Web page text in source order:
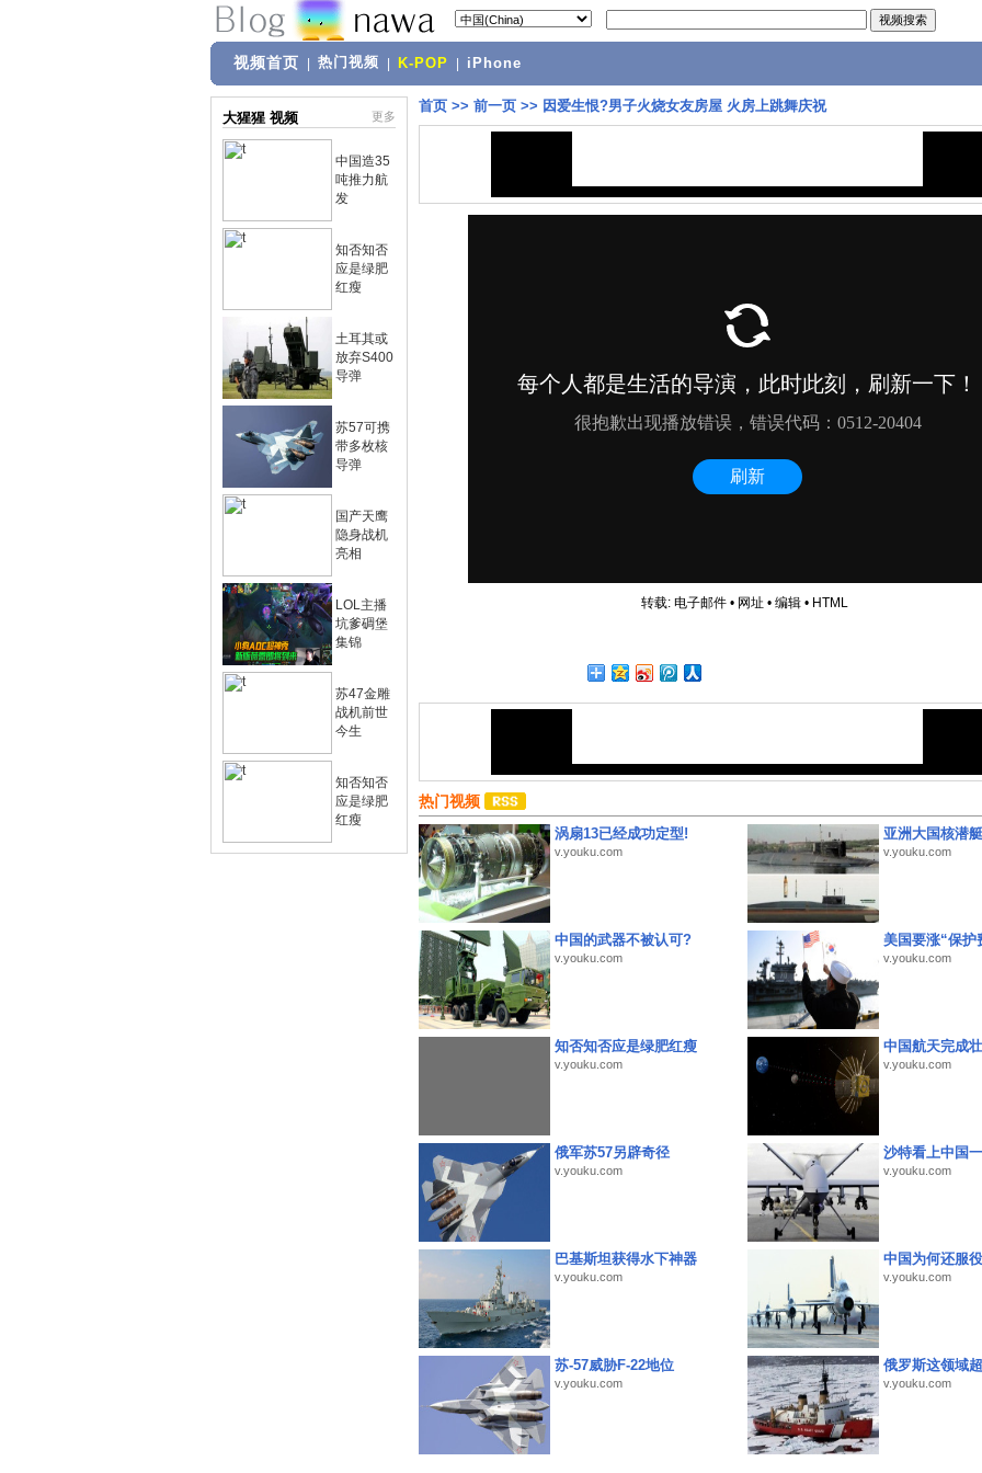
视频首页 热门视频 K-POP iPhone
大猩猩 视频 更多
中国造35
吨推力航
发
知否知否
应是绿肥
红瘦
土耳其或
放弃S400
导弹
苏57可携
带多枚核
导弹
国产天鹰
隐身战机
亮相
LOL主播
坑爹碉堡
集锦
苏47金雕
战机前世
今生
知否知否
应是绿肥
红瘦
首页 >> 前一页 >> 因爱生恨?男子火烧女友房屋 火房上跳舞庆祝
转载: 电子邮件• 网址 • 编辑• HTML
热门视频
涡扇13已经成功定型!
v.youku.com
亚洲大国核潜
v.youku.com
中国的武器不被认可?
v.youku.com
美国要涨“保护
v.youku.com
知否知否应是绿肥红瘦
v.youku.com
中国航天完成
v.youku.com
俄军苏57另辟奇径
v.youku.com
沙特看上中国
v.youku.com
巴基斯坦获得水下神器
v.youku.com
中国为何还服
v.youku.com
苏-57威胁F-22地位
v.youku.com
俄罗斯这领域
v.youku.com